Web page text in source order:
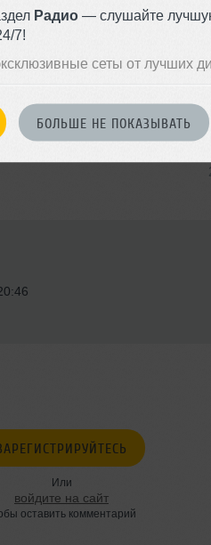
Радио — слушайте
7!
сеты от лучших
БОЛЬШЕ НЕ ПОКАЗЫВАТЬ
(TERMIT & Yuliana 'Duel' Blend)
Или
войдите на сайт
оставить комментарий